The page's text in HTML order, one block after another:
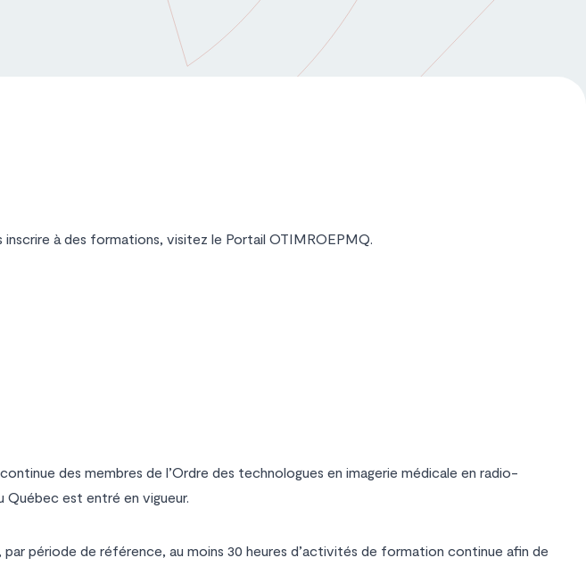
à des formations, visitez le Portail OTIMROEPMQ.
des membres de l’Ordre des technologues en imagerie médicale en radio-
Québecest entré en vigueur.
période de référence, au moins 30 heures d’activités de formation continue afin de